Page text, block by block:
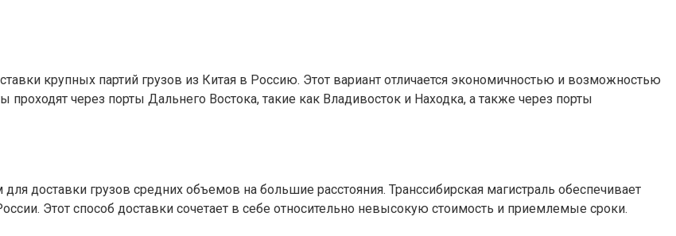
крупных партий грузов из Китая в Россию. Этот вариант отличается экономичностью и возможностью
через порты Дальнего Востока, такие как Владивосток и Находка, а также через порты
доставки грузов средних объемов на большие расстояния. Транссибирская магистраль обеспечивает
Этот способ доставки сочетает в себе относительно невысокую стоимость и приемлемые сроки.